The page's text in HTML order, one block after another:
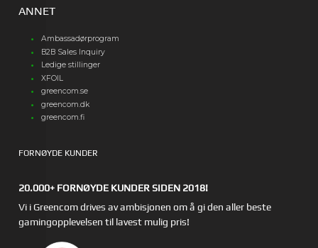
ANNET
Ambassadørprogram
B2B Sales Inquiry
Ledige stillinger
XFOIL
greencom.se
greencom.dk
greencom.fi
FORNØYDE KUNDER
20.000+ FORNØYDE KUNDER SIDEN 2018!
Vi i Greencom drives av ambisjonen om å gi den aller beste
gamingopplevelsen til lavest mulig pris!